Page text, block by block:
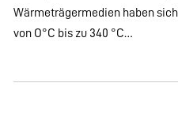
Wärmeträgermedien haben
von O°C bis zu 340 °C…